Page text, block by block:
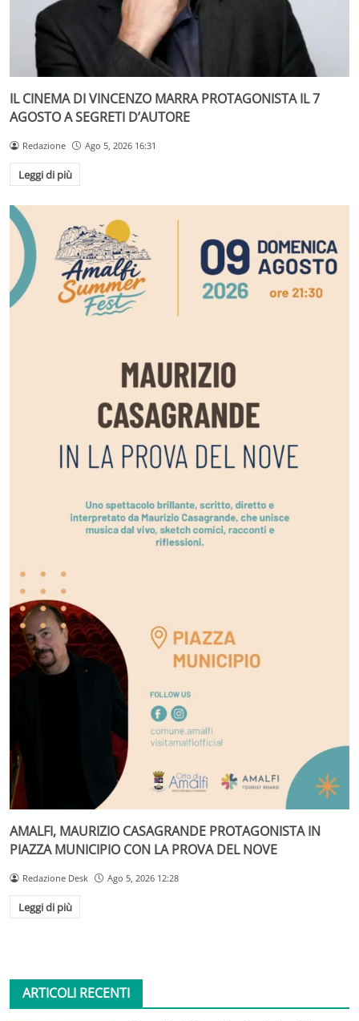
IL CINEMA DI VINCENZO MARRA PROTAGONISTA IL 7
AGOSTO A SEGRETI D’AUTORE
Redazione Ago 5, 2026 16:31
Leggi di più
AMALFI, MAURIZIO CASAGRANDE PROTAGONISTA IN
PIAZZA MUNICIPIO CON LA PROVA DEL NOVE
Redazione Desk Ago 5, 2026 12:28
Leggi di più
ARTICOLI RECENTI